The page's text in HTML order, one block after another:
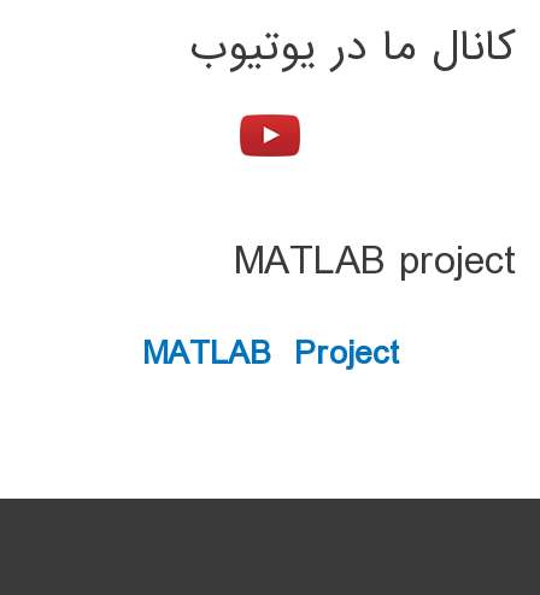
کانال ما در یوتیوب
MATLAB project
MATLAB Project